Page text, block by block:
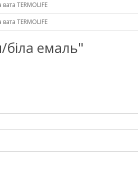
TERMOLIFE
TERMOLIFE
біла емаль"